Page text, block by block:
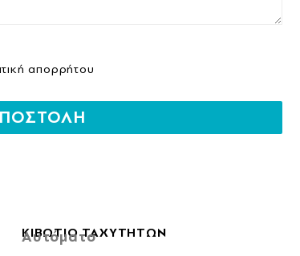
απορρήτου
ΚΙΒΩΤΙΟ ΤΑΧΥΤΗΤΩΝ
Αυτόματο